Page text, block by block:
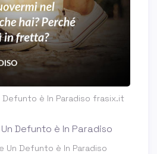
Defunto è In Paradiso frasix.it
Un Defunto è In Paradiso